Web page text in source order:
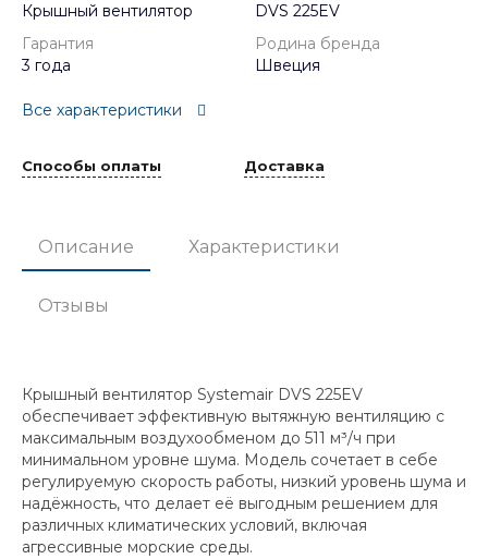
Крышный вентилятор
DVS 225EV
Гарантия
3 года
Родина бренда
Швеция
Все характеристики
Способы оплаты Доставка
Описание Характеристики
Отзывы
Крышный вентилятор Systemair DVS 225EV
обеспечивает эффективную вытяжную вентиляцию с
максимальным воздухообменом до 511 м³/ч при
минимальном уровне шума. Модель сочетает в себе
регулируемую скорость работы, низкий уровень шума и
надёжность, что делает её выгодным решением для
различных климатических условий, включая
агрессивные морские среды.